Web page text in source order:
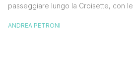
passeggiare lungo la Croisette, con le
azzurro e il profumo del mare che ti
ANDREA PETRONI